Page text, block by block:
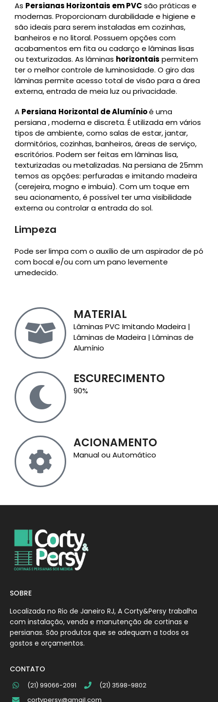
As Persianas Horizontais em PVC são práticas e
modernas. Proporcionam durabilidade e higiene e
são ideais para serem instaladas em cozinhas,
banheiros e no litoral. Possuem opções com
acabamentos em fita ou cadarço e lâminas lisas
ou texturizadas. As lâminas horizontais permitem
ter o melhor controle de luminosidade. O giro das
lâminas permite acesso total de visão para a área
externa, entrada de meia luz ou privacidade.
A Persiana Horizontal de Alumínioé uma
persiana , moderna e discreta. É utilizada em vários
tipos de ambiente, como salas de estar, jantar,
dormitórios, cozinhas, banheiros, áreas de serviço,
escritórios. Podem ser feitas em lâminas lisa,
texturizadas ou metalizadas. Na persiana de 25mm
temos as opções: perfuradas e imitando madeira
(cerejeira, mogno e imbuia). Com um toque em
seu acionamento, é possível ter uma visibilidade
externa ou controlar a entrada do sol.
Limpeza
Pode ser limpa com o auxílio de um aspirador de pó
com bocal e/ou com um pano levemente
umedecido.
MATERIAL
Lâminas PVC Imitando Madeira |
Lâminas de Madeira | Lâminas de
Alumínio
ESCURECIMENTO
90%
ACIONAMENTO
Manual ou Automático
SOBRE
Localizada no Rio de Janeiro RJ, A Corty&Persy trabalha
com instalação, venda e manutenção de cortinas e
persianas. São produtos que se adequam a todos os
gostos e orçamentos.
CONTATO
(21) 99066-2091
(21) 3598-9802
cortypersy@gmail.com